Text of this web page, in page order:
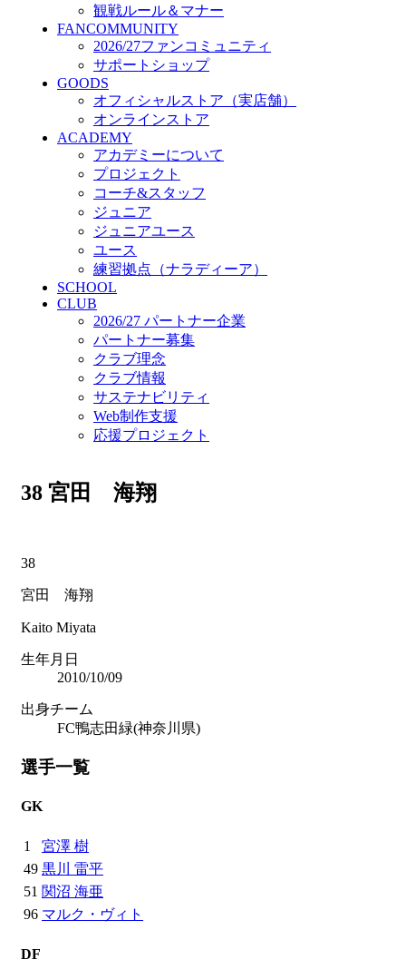
パートナー募集
クラブ理念
クラブ情報
サステナビリティ
Web制作支援
応援プロジェクト
観戦ルール＆マナー
FANCOMMUNITY
2026/27ファンコミュニティ
サポートショップ
GOODS
オフィシャルストア（実店舗）
オンラインストア
ACADEMY
アカデミーについて
プロジェクト
コーチ&スタッフ
ジュニア
ジュニアユース
ユース
練習拠点（ナラディーア）
SCHOOL
CLUB
2026/27 パートナー企業
パートナー募集
クラブ理念
クラブ情報
サステナビリティ
Web制作支援
応援プロジェクト
38 宮田 海翔
38
宮田 海翔
Kaito Miyata
生年月日
2010/10/09
出身チーム
FC鴨志田緑(神奈川県)
選手一覧
GK
1
宮澤 樹
49 黒川 雷平
51 関沼 海亜
96 マルク・ヴィト
DF